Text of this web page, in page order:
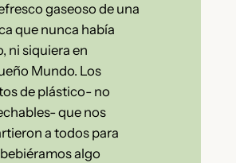
gaseoso de una
que nunca había
ni siquiera en
Mundo. Los
de plástico- no
que nos
a todos para
algo